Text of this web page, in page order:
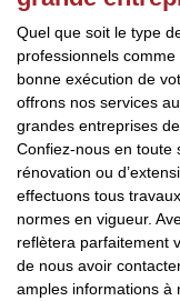
Quel que soit le type
professionnels
bonne exécution de
offrons nos services
grandes entreprises
Confiez-nous en toute
rénovation ou
effectuons tous
normes en vigueur.
reflètera parfaitement
de nous avoir
amples informations à